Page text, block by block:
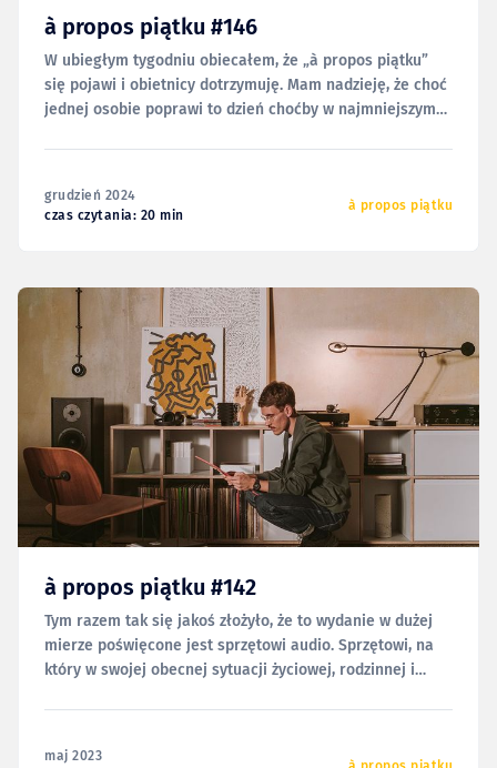
à propos piątku #146
W ubiegłym tygodniu obiecałem, że „à propos piątku”
się pojawi i obietnicy dotrzymuję. Mam nadzieję, że choć
jednej osobie poprawi to dzień choćby w najmniejszym
grudzień 2024
czas czytania: 20 min
à propos piątku
à propos piątku #142
Tym razem tak się jakoś złożyło, że to wydanie w dużej
mierze poświęcone jest sprzętowi audio. Sprzętowi, na
który w swojej obecnej sytuacji życiowej, rodzinnej i
maj 2023